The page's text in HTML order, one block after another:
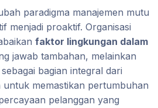
paradigma manajemen mutu
menjadi proaktif. Organisasi
faktor lingkungan dalam
jawab tambahan, melainkan
bagian integral dari
untuk memastikan pertumbuhan
pelanggan yang